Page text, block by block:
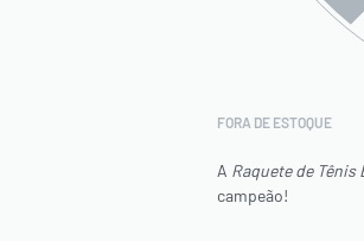
FORA DE ESTOQUE
A Raquete de Tênis
campeão!